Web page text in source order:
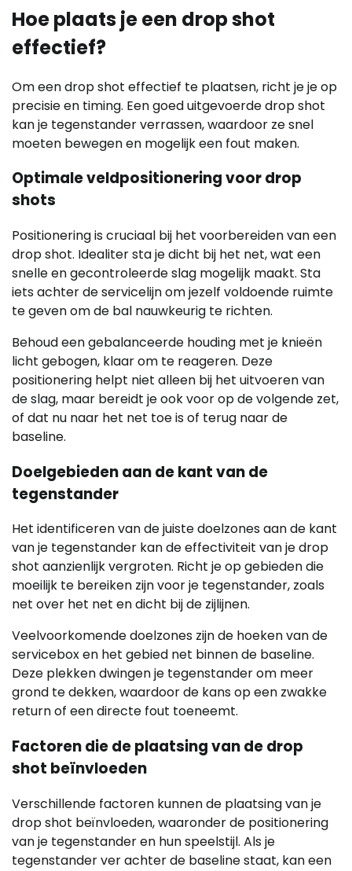
Hoe plaats je een drop shot
effectief?
Om een drop shot effectief te plaatsen, richt je je op
precisie en timing. Een goed uitgevoerde drop shot
kan je tegenstander verrassen, waardoor ze snel
moeten bewegen en mogelijk een fout maken.
Optimale veldpositionering voor drop
shots
Positionering is cruciaal bij het voorbereiden van een
drop shot. Idealiter sta je dicht bij het net, wat een
snelle en gecontroleerde slag mogelijk maakt. Sta
iets achter de servicelijn om jezelf voldoende ruimte
te geven om de bal nauwkeurig te richten.
Behoud een gebalanceerde houding met je knieën
licht gebogen, klaar om te reageren. Deze
positionering helpt niet alleen bij het uitvoeren van
de slag, maar bereidt je ook voor op de volgende zet,
of dat nu naar het net toe is of terug naar de
baseline.
Doelgebieden aan de kant van de
tegenstander
Het identificeren van de juiste doelzones aan de kant
van je tegenstander kan de effectiviteit van je drop
shot aanzienlijk vergroten. Richt je op gebieden die
moeilijk te bereiken zijn voor je tegenstander, zoals
net over het net en dicht bij de zijlijnen.
Veelvoorkomende doelzones zijn de hoeken van de
servicebox en het gebied net binnen de baseline.
Deze plekken dwingen je tegenstander om meer
grond te dekken, waardoor de kans op een zwakke
return of een directe fout toeneemt.
Factoren die de plaatsing van de drop
shot beïnvloeden
Verschillende factoren kunnen de plaatsing van je
drop shot beïnvloeden, waaronder de positionering
van je tegenstander en hun speelstijl. Als je
tegenstander ver achter de baseline staat, kan een